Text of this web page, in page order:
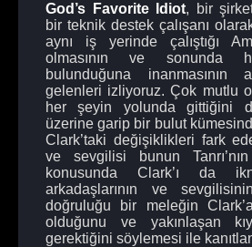
God’s Favorite Idiot, bir
bir teknik destek çalışanı
aynı iş yerinde çalıştığı
olmasının ve sonunda
bulunduğuna inanmasının
gelenleri izliyoruz. Çok mutlu
her şeyin yolunda gittiğini
üzerine garip bir bulut
Clark’taki değişiklikleri fark
ve sevgilisi bunun
konusunda Clark’ı da
arkadaşlarının ve
doğruluğu bir meleğin Clark’a
olduğunu ve yakınlaşan
gerektiğini söylemesi ile